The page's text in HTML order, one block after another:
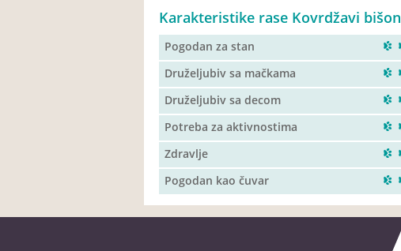
Karakteristike rase Kovrdžavi bišon
Pogodan za stan
Druželjubiv sa mačkama
Druželjubiv sa decom
Potreba za aktivnostima
Zdravlje
Pogodan kao čuvar